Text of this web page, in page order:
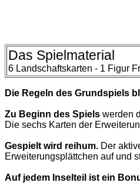
Das Spielmaterial
6 Landschaftskarten - 1 Figur
Die Regeln des Grundspiels
Zu Beginn des Spiels werden
Die sechs Karten der
Gespielt wird reihum. Der
Erweiterungsplättchen auf und
Auf jedem Inselteil ist ein